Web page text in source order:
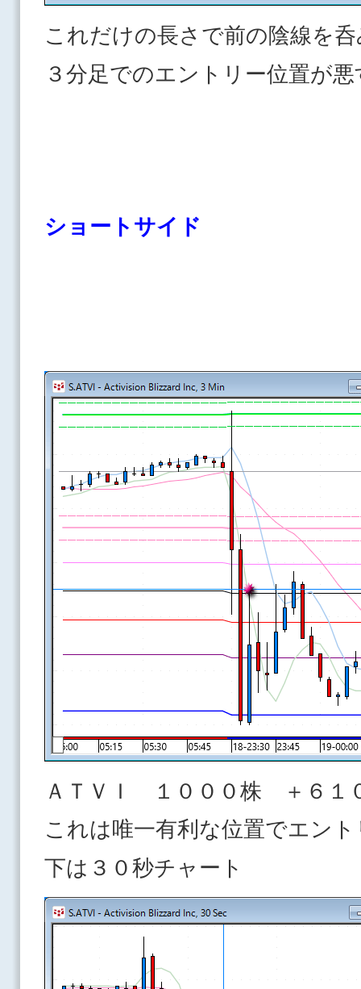
これだけの長さで前の陰線を
３分足でのエントリー位置が
ショートサイド
ＡＴＶＩ １０００株 ＋６１
これは唯一有利な位置でエン
下は３０秒チャート